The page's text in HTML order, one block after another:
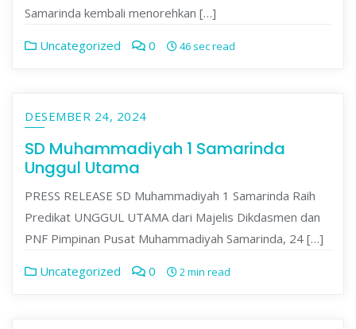
Samarinda kembali menorehkan […]
Uncategorized 0 46 sec read
DESEMBER 24, 2024
SD Muhammadiyah 1 Samarinda
Unggul Utama
PRESS RELEASE SD Muhammadiyah 1 Samarinda Raih
Predikat UNGGUL UTAMA dari Majelis Dikdasmen dan
PNF Pimpinan Pusat Muhammadiyah Samarinda, 24 […]
Uncategorized 0 2 min read